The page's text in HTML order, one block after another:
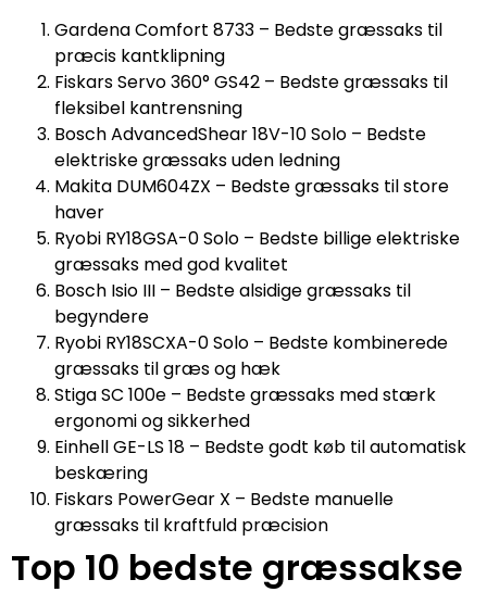
Gardena Comfort 8733 – Bedste græssaks til
præcis kantklipning
Fiskars Servo 360° GS42 – Bedste græssaks til
fleksibel kantrensning
Bosch AdvancedShear 18V-10 Solo – Bedste
elektriske græssaks uden ledning
Makita DUM604ZX – Bedste græssaks til store
haver
Ryobi RY18GSA-0 Solo – Bedste billige elektriske
græssaks med god kvalitet
Bosch Isio III – Bedste alsidige græssaks til
begyndere
Ryobi RY18SCXA-0 Solo – Bedste kombinerede
græssaks til græs og hæk
Stiga SC 100e – Bedste græssaks med stærk
ergonomi og sikkerhed
Einhell GE-LS 18 – Bedste godt køb til automatisk
beskæring
Fiskars PowerGear X – Bedste manuelle
græssaks til kraftfuld præcision
Top 10 bedste græssakse